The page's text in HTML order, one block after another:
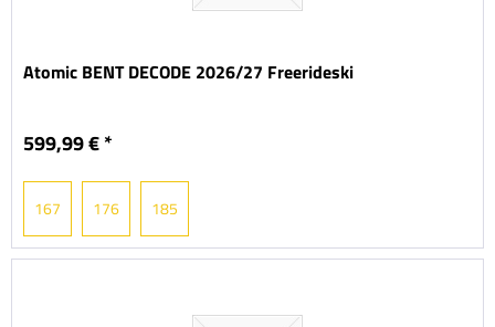
Atomic BENT DECODE 2026/27 Freerideski
599,99 € *
167 176 185